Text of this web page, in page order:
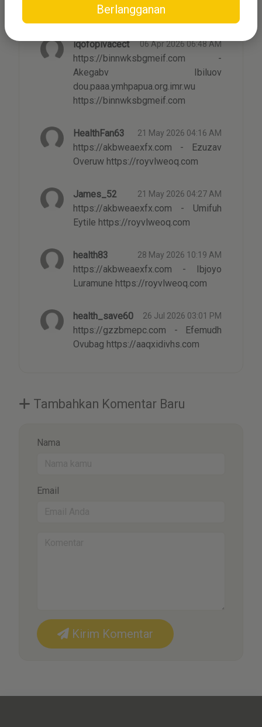
iqofopivacect 06 Apr 2026 06:48 AM
https://binnwksbgmeif.com -
Akegabv Ibiluov
dou.paaa.ymhpapua.org.imr.wu
https://binnwksbgmeif.com
HealthFan63 21 May 2026 04:16 AM
https://akbweaexfx.com - Ezuzav
Overuw https://royvlweoq.com
James_52 21 May 2026 04:27 AM
https://akbweaexfx.com - Umifuh
Eytile https://royvlweoq.com
health83 28 May 2026 10:19 AM
https://akbweaexfx.com - Ibjoyo
Luramune https://royvlweoq.com
health_save60 26 Jul 2026 03:01 PM
https://gzzbmepc.com - Efemudh
Ovubag https://aaqxidivhs.com
Tambahkan Komentar Baru
Nama
Email
Kirim Komentar
Berlangganan